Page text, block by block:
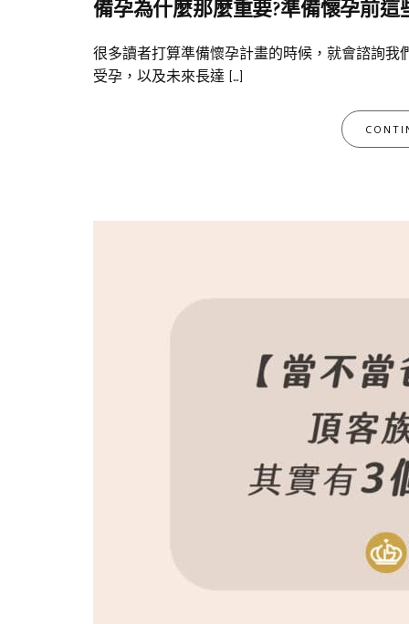
備孕為什麼那麼重要?準備懷孕前
很多讀者打算準備懷孕計畫的時候，就會諮詢
受孕，以及未來長達 […]